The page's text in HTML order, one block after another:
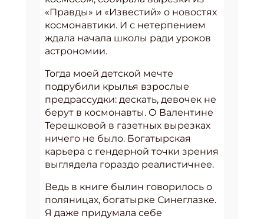
«Правды» и «Известий» о новостях
космонавтики. И с нетерпением
ждала начала школы ради уроков
астрономии.
Тогда моей детской мечте
подрубили крылья взрослые
предрассудки: дескать, девочек не
берут в космонавты. О Валентине
Терешковой в газетных вырезках
ничего не было. Богатырская
карьера с гендерной точки зрения
выглядела гораздо реалистичнее.
Ведь в книге былин говорилось о
поляницах, богатырке Синеглазке.
Я даже придумала себе